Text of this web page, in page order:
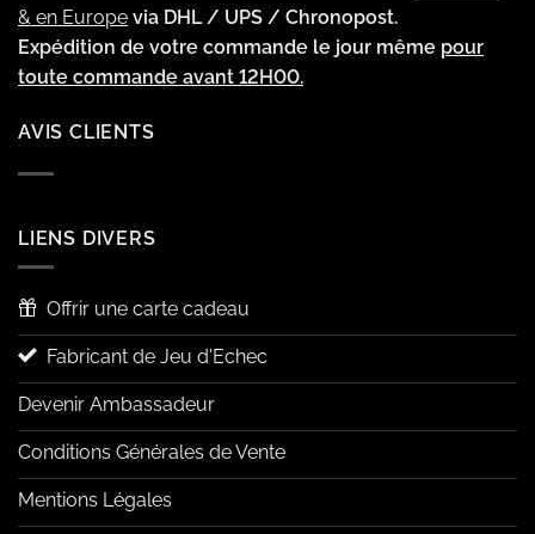
& en Europe via DHL / UPS / Chronopost.
Expédition de votre commande le jour même pour
toute commande avant 12H00.
AVIS CLIENTS
LIENS DIVERS
Offrir une carte cadeau
Fabricant de Jeu d'Echec
Devenir Ambassadeur
Conditions Générales de Vente
Mentions Légales